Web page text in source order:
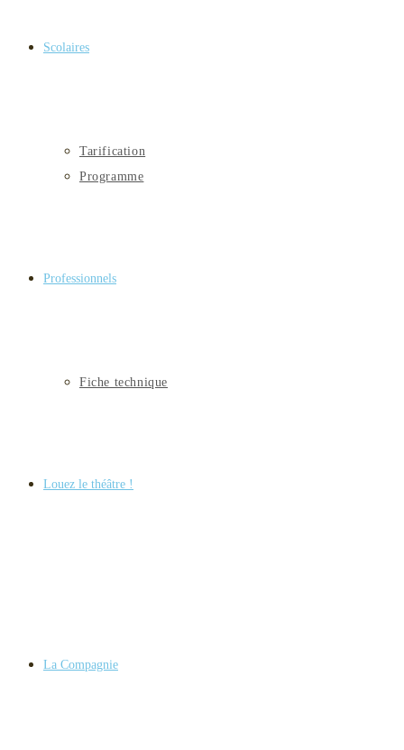
Scolaires
Tarification
Programme
Professionnels
Fiche technique
Louez le théâtre !
La Compagnie